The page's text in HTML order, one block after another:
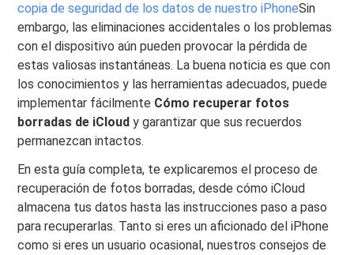
copia de seguridad de los datos de nuestro iPhoneSin
embargo, las eliminaciones accidentales o los problemas
con el dispositivo aún pueden provocar la pérdida de
estas valiosas instantáneas. La buena noticia es que con
los conocimientos y las herramientas adecuados, puede
implementar fácilmente Cómo recuperar fotos
borradas de iCloudy garantizar que sus recuerdos
permanezcan intactos.
En esta guía completa, te explicaremos el proceso de
recuperación de fotos borradas, desde cómo iCloud
almacena tus datos hasta las instrucciones paso a paso
para recuperarlas. Tanto si eres un aficionado del iPhone
como si eres un usuario ocasional, nuestros consejos de